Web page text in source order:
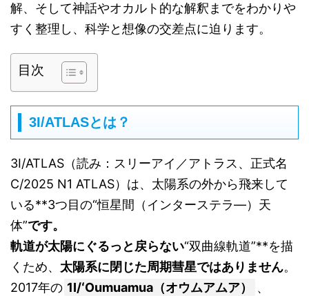
解、そして神話やオカルト的な解釈までをわかりや
すく整理し、科学と想像の交差点に迫ります。
目次
3I/ATLASとは？
3I/ATLAS（読み：スリーアイ／アトラス、正式名
C/2025 N1 ATLAS）は、太陽系の外から飛来して
いる**3つ目の“恒星間（インターステラ―）天
体”です。
軌道が太陽にぐるっと戻らない“双曲線軌道”**を描
くため、 太陽系に閉じた周期彗星ではありません。
2017年の 1I/ʻOumuamua（オウムアムア）
、